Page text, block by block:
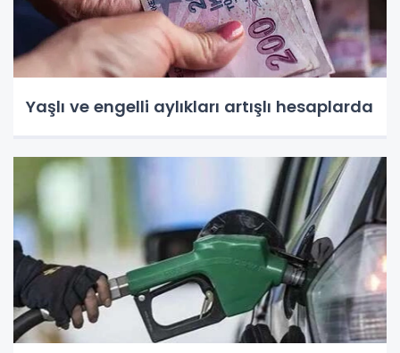
Yaşlı ve engelli aylıkları artışlı hesaplarda